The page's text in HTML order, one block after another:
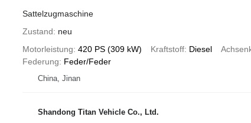
Sattelzugmaschine
Zustand
neu
Motorleistung 420 PS (309 kW) Kraftstoff Diesel
Federung
Feder/Feder
China, Jinan
Shandong Titan Vehicle Co., Ltd.